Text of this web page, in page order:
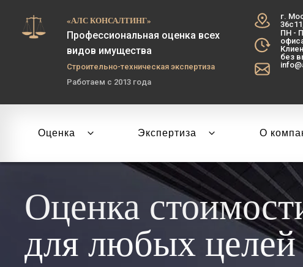
«АЛС КОНСАЛТИНГ»
Профессиональная оценка всех
видов имущества
Строительно-техническая экспертиза
Работаем с 2013 года
г.
ПН -
без
Оценка Экспертиза О
Оценка
для любых целей